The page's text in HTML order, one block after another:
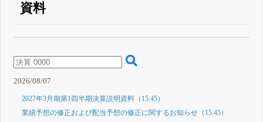
資料
詳しく見られる無料でβ版をはじめる
登録すると永久30%OFFと米株版の先行利用も付きます
2026/08/07
2027年3月期第1四半期決算説明資料（15:45）
業績予想の修正および配当予想の修正に関するお知らせ（15:45）